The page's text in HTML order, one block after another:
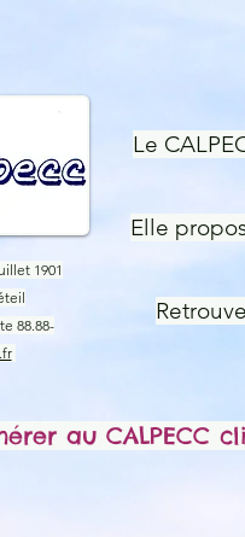
1901
88.88-
Le
Elle
au CALPECC